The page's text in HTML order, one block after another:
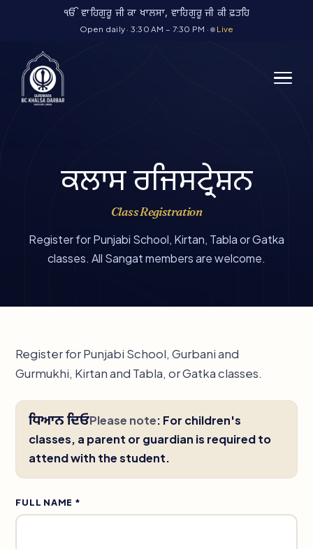
ੴ ਵਾਹਿਗੁਰੂ ਜੀ ਕਾ ਖਾਲਸਾ, ਵਾਹਿਗੁਰੂ ਜੀ ਕੀ ਫ਼ਤਹਿ
Open daily · 3:30 AM – 7:30 PM · Live
ਕਲਾਸ ਰਜਿਸਟ੍ਰੇਸ਼ਨ
Class Registration
Register for Punjabi School, Kirtan, Tabla or Gatka
classes. All Sangat members are welcome.
Register for Punjabi School, Gurbani and
Gurmukhi, Kirtan and Tabla, or Gatka classes.
ਧਿਆਨ ਦਿਓPlease note: For children's
classes, a parent or guardian is required to
attend with the student.
FULL NAME *